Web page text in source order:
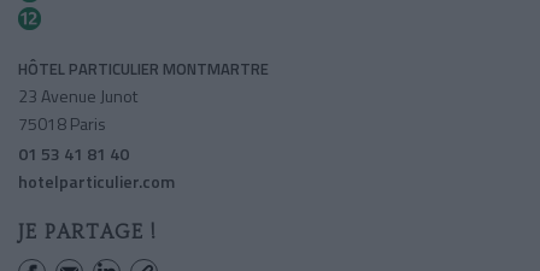
HÔTEL PARTICULIER MONTMARTRE
23 Avenue Junot
75018 Paris
01 53 41 81 40
hotelparticulier.com
JE PARTAGE !